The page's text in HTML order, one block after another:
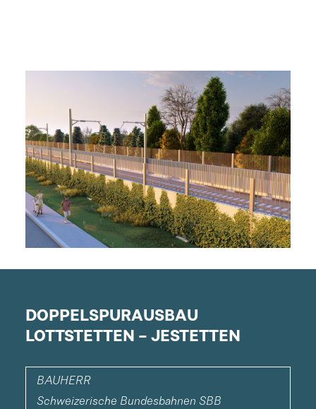
DOPPELSPURAUSBAU
LOTTSTETTEN – JESTETTEN
BAUHERR
Schweizerische Bundesbahnen SBB